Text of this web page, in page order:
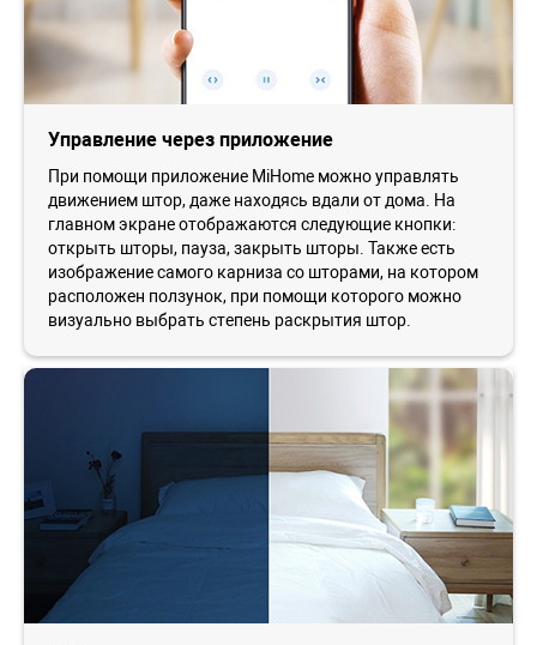
Управление через приложение
При помощи приложение MiHome можно управлять
движением штор, даже находясь вдали от дома. На
главном экране отображаются следующие кнопки:
открыть шторы, пауза, закрыть шторы. Также есть
изображение самого карниза со шторами, на котором
расположен ползунок, при помощи которого можно
визуально выбрать степень раскрытия штор.